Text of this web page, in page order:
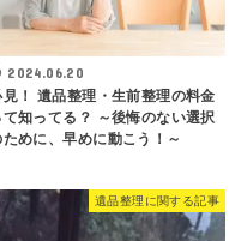
2024.06.20
見！ 遺品整理・生前整理の料金
て知ってる？ ～後悔のない選択
ために、早めに動こう！～
遺品整理に関する記事